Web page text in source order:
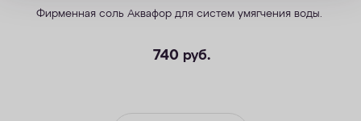
Фирменная соль Аквафор для систем умягчения воды.
740 руб.